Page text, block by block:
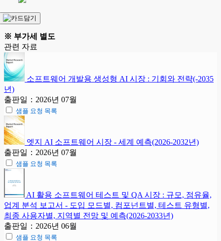
※ 부가세 별도
관련 자료
소프트웨어 개발용 생성형 AI 시장 : 기회와 전략(-2035
년)
출판일：2026년 07월
샘플 요청 목록
엣지 AI 소프트웨어 시장 - 세계 예측(2026-2032년)
출판일：2026년 07월
샘플 요청 목록
AI 활용 소프트웨어 테스트 및 QA 시장 : 규모, 점유율,
업계 분석 보고서 - 도입 모드별, 컴포넌트별, 테스트 유형별,
최종 사용자별, 지역별 전망 및 예측(2026-2033년)
출판일：2026년 06월
샘플 요청 목록